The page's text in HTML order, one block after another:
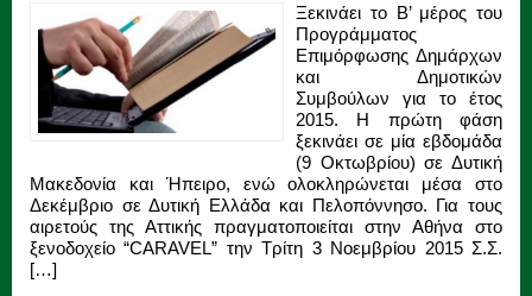
Ξεκινάει το Β’ μέρος του
Προγράμματος
Επιμόρφωσης Δημάρχων
και Δημοτικών
Συμβούλων για το έτος
2015. Η πρώτη φάση
ξεκινάει σε μία εβδομάδα
(9 Οκτωβρίου) σε Δυτική
Μακεδονία και Ήπειρο, ενώ ολοκληρώνεται μέσα στο
Δεκέμβριο σε Δυτική Ελλάδα και Πελοπόννησο. Για τους
αιρετούς της Αττικής πραγματοποιείται στην Αθήνα στο
ξενοδοχείο “CARAVEL” την Τρίτη 3 Νοεμβρίου 2015 Σ.Σ.
[…]